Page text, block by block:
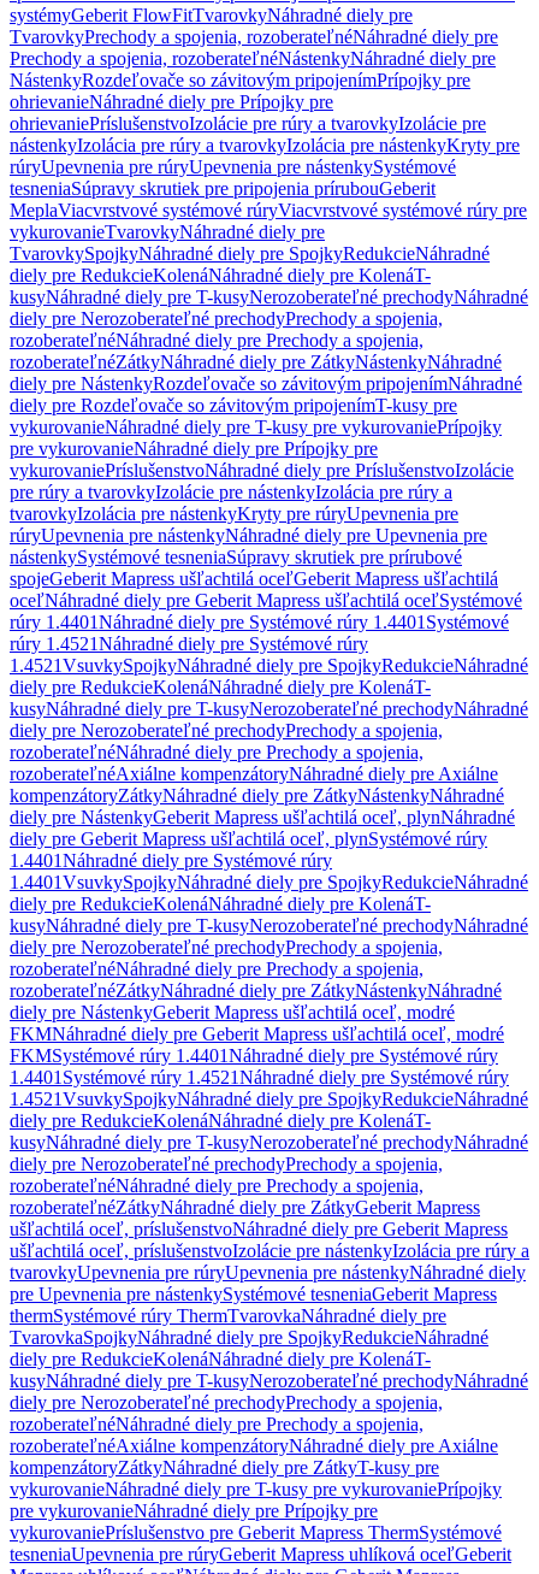
systémyGeberit FlowFitTvarovkyNáhradné diely pre
TvarovkyPrechody a spojenia, rozoberateľnéNáhradné diely pre
Prechody a spojenia, rozoberateľnéNástenkyNáhradné diely pre
NástenkyRozdeľovače so závitovým pripojenímPrípojky pre
ohrievanieNáhradné diely pre Prípojky pre
ohrievaniePríslušenstvoIzolácie pre rúry a tvarovkyIzolácie pre
nástenkyIzolácia pre rúry a tvarovkyIzolácia pre nástenkyKryty pre
rúryUpevnenia pre rúryUpevnenia pre nástenkySystémové
tesneniaSúpravy skrutiek pre pripojenia prírubouGeberit
MeplaViacvrstvové systémové rúryViacvrstvové systémové rúry pre
vykurovanieTvarovkyNáhradné diely pre
TvarovkySpojkyNáhradné diely pre SpojkyRedukcieNáhradné
diely pre RedukcieKolenáNáhradné diely pre KolenáT-
kusyNáhradné diely pre T-kusyNerozoberateľné prechodyNáhradné
diely pre Nerozoberateľné prechodyPrechody a spojenia,
rozoberateľnéNáhradné diely pre Prechody a spojenia,
rozoberateľnéZátkyNáhradné diely pre ZátkyNástenkyNáhradné
diely pre NástenkyRozdeľovače so závitovým pripojenímNáhradné
diely pre Rozdeľovače so závitovým pripojenímT-kusy pre
vykurovanieNáhradné diely pre T-kusy pre vykurovaniePrípojky
pre vykurovanieNáhradné diely pre Prípojky pre
vykurovaniePríslušenstvoNáhradné diely pre PríslušenstvoIzolácie
pre rúry a tvarovkyIzolácie pre nástenkyIzolácia pre rúry a
tvarovkyIzolácia pre nástenkyKryty pre rúryUpevnenia pre
rúryUpevnenia pre nástenkyNáhradné diely pre Upevnenia pre
nástenkySystémové tesneniaSúpravy skrutiek pre prírubové
spojeGeberit Mapress ušľachtilá oceľGeberit Mapress ušľachtilá
oceľNáhradné diely pre Geberit Mapress ušľachtilá oceľSystémové
rúry 1.4401Náhradné diely pre Systémové rúry 1.4401 Systémové
rúry 1.4521Náhradné diely pre Systémové rúry
1.4521VsuvkySpojkyNáhradné diely pre SpojkyRedukcieNáhradné
diely pre RedukcieKolenáNáhradné diely pre KolenáT-
kusyNáhradné diely pre T-kusyNerozoberateľné prechodyNáhradné
diely pre Nerozoberateľné prechodyPrechody a spojenia,
rozoberateľnéNáhradné diely pre Prechody a spojenia,
rozoberateľnéAxiálne kompenzátoryNáhradné diely pre Axiálne
kompenzátoryZátkyNáhradné diely pre ZátkyNástenkyNáhradné
diely pre NástenkyGeberit Mapress ušľachtilá oceľ, plynNáhradné
diely pre Geberit Mapress ušľachtilá oceľ, plynSystémové rúry
1.4401Náhradné diely pre Systémové rúry
1.4401VsuvkySpojkyNáhradné diely pre SpojkyRedukcieNáhradné
diely pre RedukcieKolenáNáhradné diely pre KolenáT-
kusyNáhradné diely pre T-kusyNerozoberateľné prechodyNáhradné
diely pre Nerozoberateľné prechodyPrechody a spojenia,
rozoberateľnéNáhradné diely pre Prechody a spojenia,
rozoberateľnéZátkyNáhradné diely pre ZátkyNástenkyNáhradné
diely pre NástenkyGeberit Mapress ušľachtilá oceľ, modré
FKMNáhradné diely pre Geberit Mapress ušľachtilá oceľ, modré
FKMSystémové rúry 1.4401Náhradné diely pre Systémové rúry
1.4401 Systémové rúry 1.4521Náhradné diely pre Systémové rúry
1.4521VsuvkySpojkyNáhradné diely pre SpojkyRedukcieNáhradné
diely pre RedukcieKolenáNáhradné diely pre KolenáT-
kusyNáhradné diely pre T-kusyNerozoberateľné prechodyNáhradné
diely pre Nerozoberateľné prechodyPrechody a spojenia,
rozoberateľnéNáhradné diely pre Prechody a spojenia,
rozoberateľnéZátkyNáhradné diely pre ZátkyGeberit Mapress
ušľachtilá oceľ, príslušenstvoNáhradné diely pre Geberit Mapress
ušľachtilá oceľ, príslušenstvoIzolácie pre nástenkyIzolácia pre rúry a
tvarovkyUpevnenia pre rúryUpevnenia pre nástenkyNáhradné diely
pre Upevnenia pre nástenkySystémové tesneniaGeberit Mapress
thermSystémové rúry ThermTvarovkaNáhradné diely pre
TvarovkaSpojkyNáhradné diely pre SpojkyRedukcieNáhradné
diely pre RedukcieKolenáNáhradné diely pre KolenáT-
kusyNáhradné diely pre T-kusyNerozoberateľné prechodyNáhradné
diely pre Nerozoberateľné prechodyPrechody a spojenia,
rozoberateľnéNáhradné diely pre Prechody a spojenia,
rozoberateľnéAxiálne kompenzátoryNáhradné diely pre Axiálne
kompenzátoryZátkyNáhradné diely pre ZátkyT-kusy pre
vykurovanieNáhradné diely pre T-kusy pre vykurovaniePrípojky
pre vykurovanieNáhradné diely pre Prípojky pre
vykurovaniePríslušenstvo pre Geberit Mapress ThermSystémové
tesneniaUpevnenia pre rúryGeberit Mapress uhlíková oceľGeberit